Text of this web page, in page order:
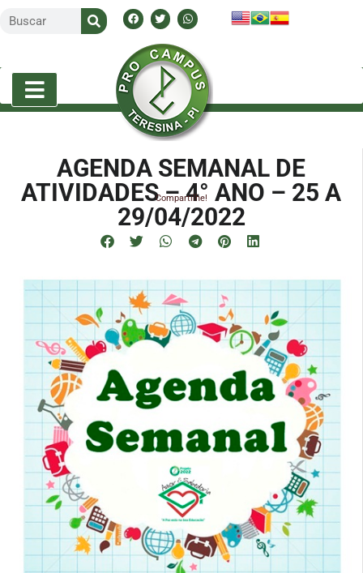
AGENDA SEMANAL DE
ATIVIDADES – 4° ANO – 25 A
29/04/2022
Compartilhe!